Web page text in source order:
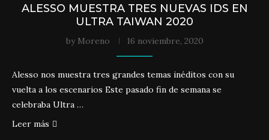
ALESSO MUESTRA TRES NUEVAS IDS EN
ULTRA TAIWAN 2020
by Moreno 16 noviembre, 2020
Alesso nos muestra tres grandes temas inéditos con su
vuelta a los escenarios Este pasado fin de semana se
celebraba Ultra …
Leer más